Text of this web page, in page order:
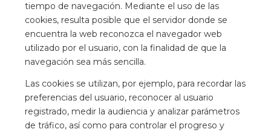
tiempo de navegación. Mediante el uso de las
cookies, resulta posible que el servidor donde se
encuentra la web reconozca el navegador web
utilizado por el usuario, con la finalidad de que la
navegación sea más sencilla.
Las cookies se utilizan, por ejemplo, para recordar las
preferencias del usuario, reconocer al usuario
registrado, medir la audiencia y analizar parámetros
de tráfico, así como para controlar el progreso y